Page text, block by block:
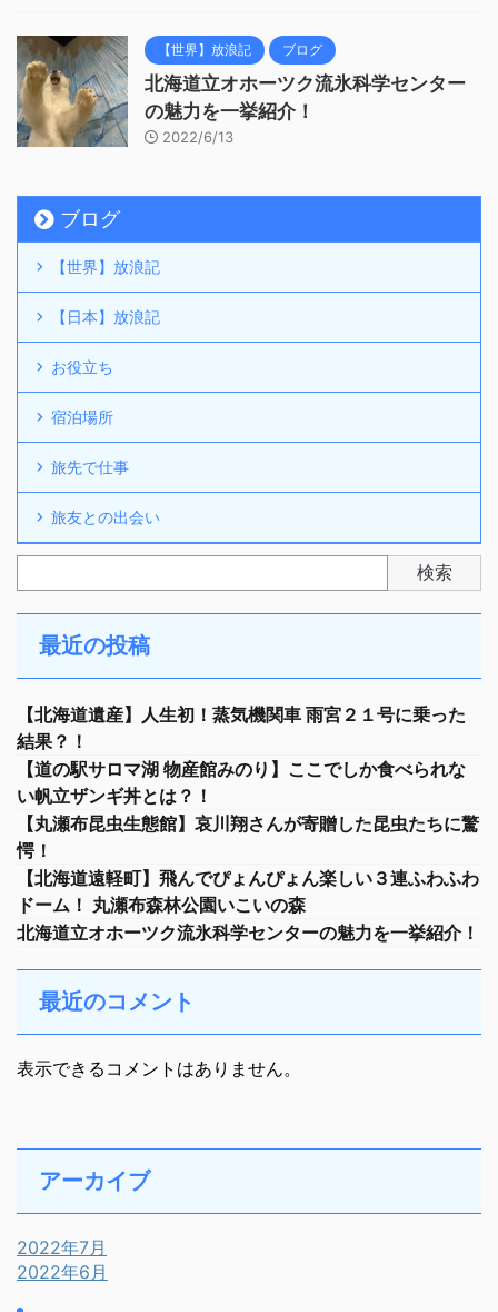
【世界】放浪記 ブログ
北海道立オホーツク流氷科学センター
の魅力を一挙紹介！
2022/6/13
ブログ
【世界】放浪記
【日本】放浪記
お役立ち
宿泊場所
旅先で仕事
旅友との出会い
検索
最近の投稿
【北海道遺産】人生初！蒸気機関車 雨宮２１号に乗った
結果？！
【道の駅サロマ湖 物産館みのり】ここでしか食べられな
い帆立ザンギ丼とは？！
【丸瀬布昆虫生態館】哀川翔さんが寄贈した昆虫たちに驚
愕！
【北海道遠軽町】飛んでぴょんぴょん楽しい３連ふわふわ
ドーム！ 丸瀬布森林公園いこいの森
北海道立オホーツク流氷科学センターの魅力を一挙紹介！
最近のコメント
表示できるコメントはありません。
アーカイブ
2022年7月
2022年6月